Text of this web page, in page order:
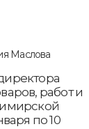
работ и
по 10